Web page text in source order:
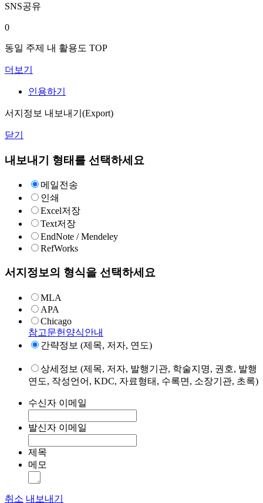
SNS공유
0
동일 주제 내 활용도 TOP
더보기
인용하기
서지정보 내보내기(Export)
닫기
내보내기 형태를 선택하세요
메일전송
인쇄
Excel저장
Text저장
EndNote / Mendeley
RefWorks
서지정보의 형식을 선택하세요
MLA
APA
Chicago
참고문헌양식안내
간략정보 (제목, 저자, 연도)
상세정보 (제목, 저자, 발행기관, 학술지명, 권호, 발행
연도, 작성언어, KDC, 자료형태, 수록면, 소장기관, 초록)
수신자 이메일
발신자 이메일
제목
메모
취소 내보내기